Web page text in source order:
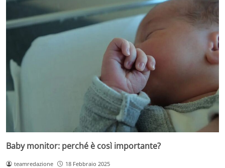
Baby monitor: perché è così importante?
teamredazione 18 Febbraio 2025